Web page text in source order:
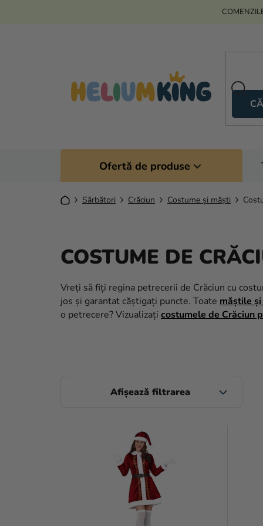
Ofertă de produse
Acasă Sărbători Crăciun Costume și măști
COSTUME DE
Vreți să fiți regina petrecerii de Crăciun cu
jos și garantat căștigați puncte. Toate măștile
o petrecere? Vizualizați costumele de Crăciun